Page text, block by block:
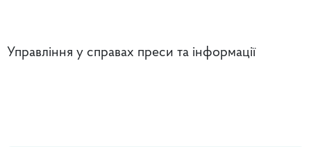
Управління у справах преси та інформації